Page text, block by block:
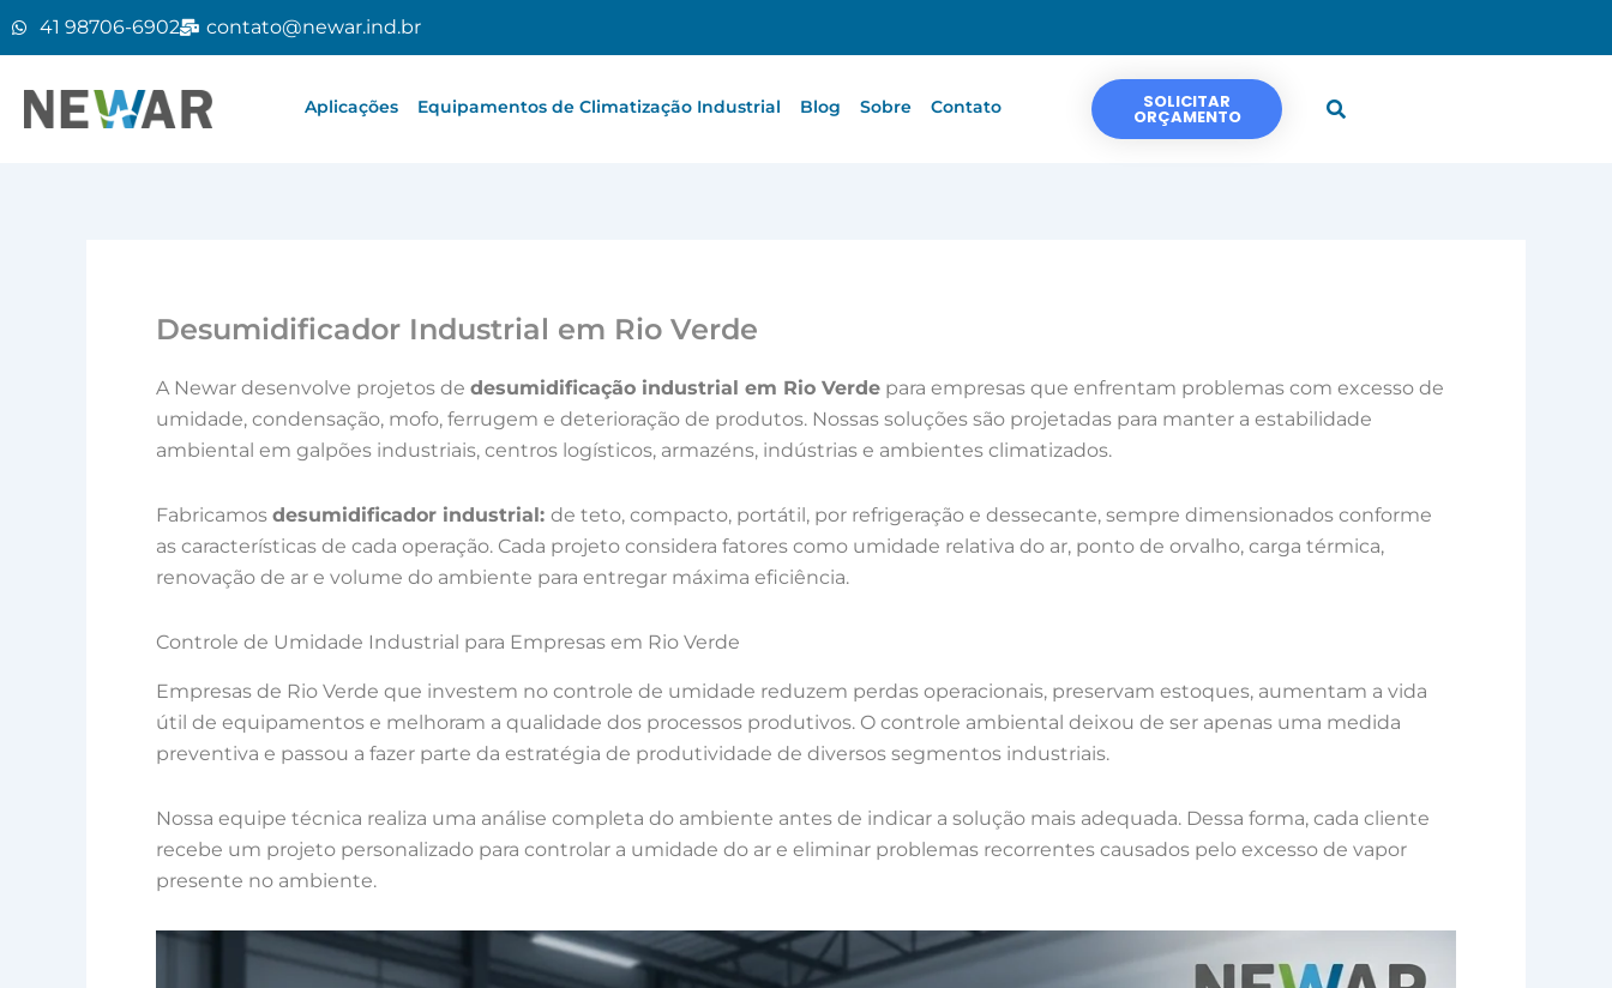
conteúdo
41 98706-6902 contato@newar.ind.br
Aplicações Equipamentos de Climatização Industrial Blog Sobre Contato SOLICITAR
ORÇAMENTO
Desumidificador Industrial em Rio Verde
A Newar desenvolve projetos de desumidificação industrial em Rio Verde para empresas que enfrentam problemas com excesso de
umidade, condensação, mofo, ferrugem e deterioração de produtos. Nossas soluções são projetadas para manter a estabilidade
ambiental em galpões industriais, centros logísticos, armazéns, indústrias e ambientes climatizados.
Fabricamos desumidificador industrial: de teto, compacto, portátil, por refrigeração e dessecante, sempre dimensionados conforme
as características de cada operação. Cada projeto considera fatores como umidade relativa do ar, ponto de orvalho, carga térmica,
renovação de ar e volume do ambiente para entregar máxima eficiência.
Controle de Umidade Industrial para Empresas em Rio Verde
Empresas de Rio Verde que investem no controle de umidade reduzem perdas operacionais, preservam estoques, aumentam a vida
útil de equipamentos e melhoram a qualidade dos processos produtivos. O controle ambiental deixou de ser apenas uma medida
preventiva e passou a fazer parte da estratégia de produtividade de diversos segmentos industriais.
Nossa equipe técnica realiza uma análise completa do ambiente antes de indicar a solução mais adequada. Dessa forma, cada cliente
recebe um projeto personalizado para controlar a umidade do ar e eliminar problemas recorrentes causados pelo excesso de vapor
presente no ambiente.